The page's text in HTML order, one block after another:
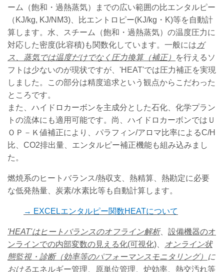
ーム（飽和・過熱蒸気）までの広い範囲の比エンタルピー
（KJ/kg, KJ/NM3)、比エントロピー(KJ/kg・K)等を自動計
算します。水、スチーム（飽和・過熱蒸気）の温度圧力に
対応した密度(比容積)も関数化しています。一般には ガ
ス、蒸気では温度だけでなく圧力換算（補正）
を行えるソ
フトは少ないのが現状ですが、'HEAT'では圧力補正を実現
しました。この部分は精度追求という観点からこだわった
ところです。
また、ハイドロカーボンを主成分とした石化、化学プラン
トの流体にも適用可能です。尚、ハイドロカーボンではＵ
ＯＰ－Ｋ値補正により、パラフィン/アロマ比率によるC/H
比、CO2排出量、エンタルピー補正機能も組み込みまし
た。
燃焼系のヒートバランス/熱収支、熱精算、熱勘定に必要
な低発熱量、炭素/水素比等も自動計算します。
→ EXCELエンタルピー関数HEATについて
'HEAT'はヒートバランスのオフライン解析、 設備機器のオ
ンラインでの内部変数の見える化(可視化)
オンライン状
態監視・診断（効率等のパフォーマンスモニタリング）
に
おけるエネルギー管理、原単位管理、炉効率、熱交汚れ等